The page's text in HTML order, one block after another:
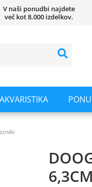
V naši ponudbi najdete
več kot 8.000 izdelkov.
AKVARISTIKA
6,3CM